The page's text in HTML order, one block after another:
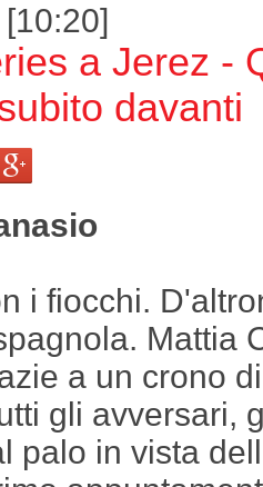
a Jerez -
davanti
i fiocchi.
Mattia
a un crono
gli avversari,
palo in vista